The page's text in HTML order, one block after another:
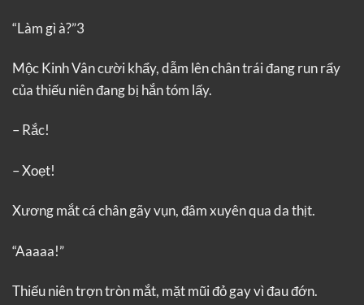
“Làm gì à?”3
Mộc Kinh Vân cười khẩy, dẫm lên chân trái đang run rẩy
của thiếu niên đang bị hắn tóm lấy.
– Rắc!
– Xoẹt!
Xương mắt cá chân gãy vụn, đâm xuyên qua da thịt.
“Aaaaa!”
Thiếu niên trợn tròn mắt, mặt mũi đỏ gay vì đau đớn.